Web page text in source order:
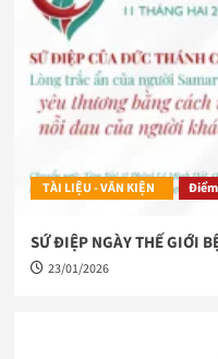
TÀI LIỆU - VĂN KIỆN
SỨ ĐIỆP NGÀY THẾ GIỚI
23/01/2026